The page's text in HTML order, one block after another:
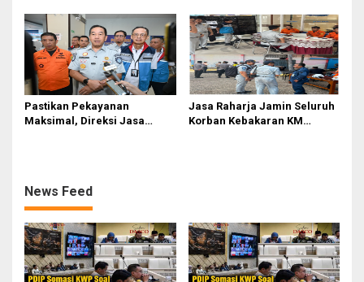
Pasifik Medan Industri
Pastikan Pekayanan
Maksimal, Direksi Jasa
Jasa Raharja Jamin Seluruh
Korban Kebakaran KM
News Feed